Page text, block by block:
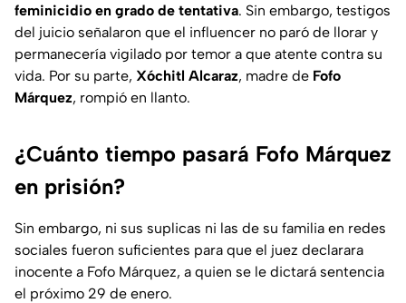
feminicidio en grado de tentativa. Sin embargo, testigos
del juicio señalaron que el influencer no paró de llorar y
permanecería vigilado por temor a que atente contra su
vida. Por su parte, Xóchitl Alcaraz, madre de Fofo
Márquez, rompió en llanto.
¿Cuánto tiempo pasará Fofo Márquez
en prisión?
Sin embargo, ni sus suplicas ni las de su familia en redes
sociales fueron suficientes para que el juez declarara
inocente a Fofo Márquez, a quien se le dictará sentencia
el próximo 29 de enero.